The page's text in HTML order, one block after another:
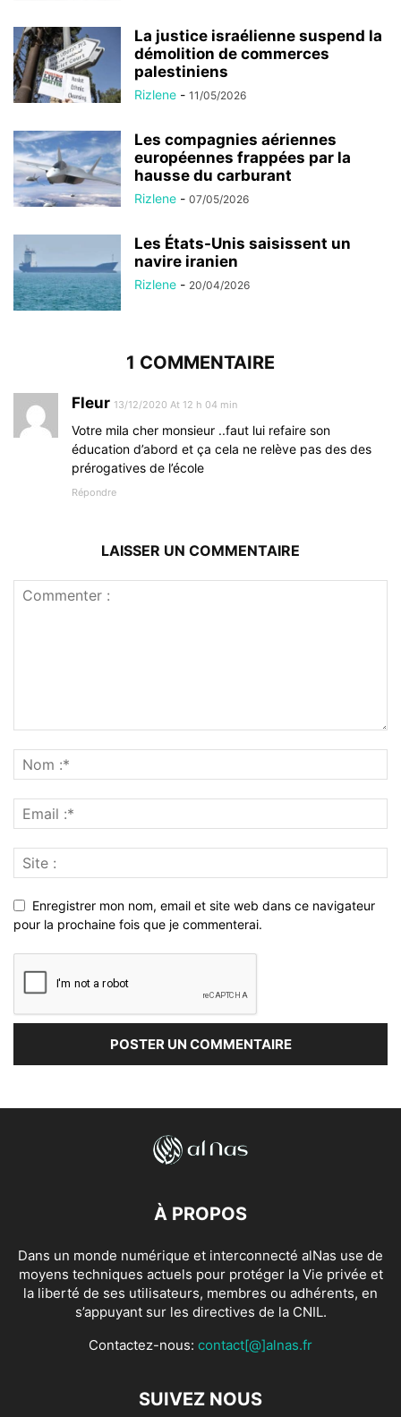
La justice israélienne suspend la
démolition de commerces
palestiniens
Rizlene - 11/05/2026
Les compagnies aériennes
européennes frappées par la
hausse du carburant
Rizlene - 07/05/2026
Les États-Unis saisissent un
navire iranien
Rizlene - 20/04/2026
1 COMMENTAIRE
Fleur 13/12/2020 At 12 h 04 min
Votre mila cher monsieur ..faut lui refaire son
éducation d’abord et ça cela ne relève pas des des
prérogatives de l’école
Répondre
LAISSER UN COMMENTAIRE
Enregistrer mon nom, email et site web dans ce navigateur
pour la prochaine fois que je commenterai.
À PROPOS
Dans un monde numérique et interconnecté alNas use de
moyens techniques actuels pour protéger la Vie privée et
la liberté de ses utilisateurs, membres ou adhérents, en
s’appuyant sur les directives de la CNIL.
Contactez-nous: contact[@]alnas.fr
SUIVEZ NOUS